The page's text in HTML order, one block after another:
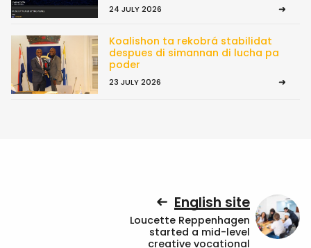
24 JULY 2026
Koalishon ta rekobrá stabilidat
despues di simannan di lucha pa
poder
23 JULY 2026
English site
Loucette Reppenhagen
started a mid-level
creative vocational